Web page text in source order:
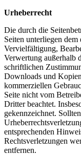
Urheberrecht
Die durch die
Seiten unterliegen
Vervielfältigung,
Verwertung außerhalb
schriftlichen
Downloads und
kommerziellen
Seite nicht vom
Dritter beachtet.
gekennzeichnet.
entsprechenden
Rechtsverletzungen
entfernen.